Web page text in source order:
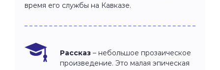
время его службы на Кавказе.
Рассказ – небольшое прозаическое
произведение. Это малая эпическая